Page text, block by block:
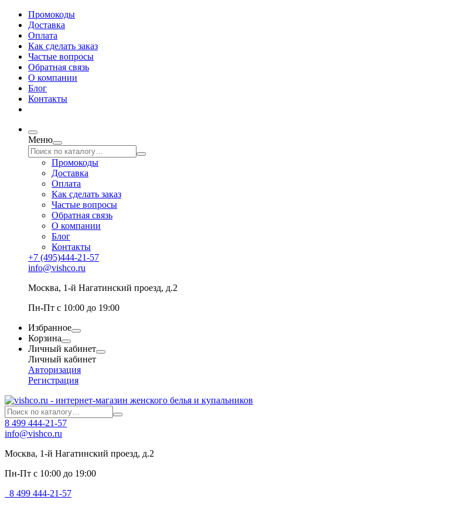
Промокоды
Доставка
Оплата
Как сделать заказ
Частые вопросы
Обратная связь
О компании
Блог
Контакты
Меню
Промокоды
Доставка
Оплата
Как сделать заказ
Частые вопросы
Обратная связь
О компании
Блог
Контакты
+7 (495)444-21-57
info@vishco.ru
Москва, 1-й Нагатинский проезд, д.2
Пн-Пт с 10:00 до 19:00
Избранное
Корзина
Личный кабинет
Личный кабинет
Авторизация
Регистрация
8 499 444-21-57
info@vishco.ru
Москва, 1-й Нагатинский проезд, д.2
Пн-Пт с 10:00 до 19:00
8 499 444-21-57